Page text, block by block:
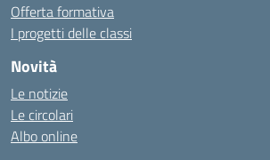
Offerta formativa
I progetti delle classi
Novità
Le notizie
Le circolari
Albo online